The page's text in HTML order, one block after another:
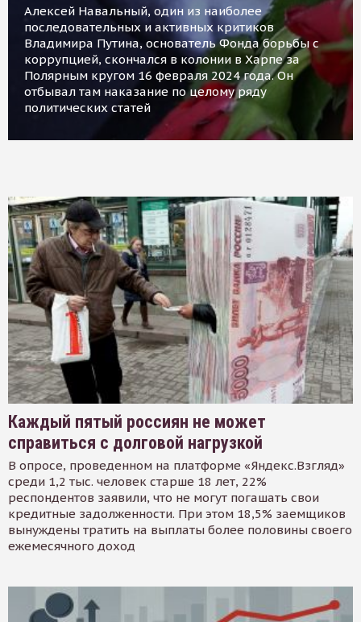
Алексей Навальный, один из наиболее
последовательных и активных критиков
Владимира Путина, основатель Фонда борьбы с
коррупцией, скончался в колонии в Харпе за
Полярным кругом 16 февраля 2024 года. Он
отбывал там наказание по целому ряду
политических статей
Каждый пятый россиян не может
справиться с долговой нагрузкой
В опросе, проведенном на платформе «Яндекс.Взгляд»
среди 1,2 тыс. человек старше 18 лет, 22%
респондентов заявили, что не могут погашать свои
кредитные задолженности. При этом 18,5% заемщиков
вынуждены тратить на выплаты более половины своего
ежемесячного доход